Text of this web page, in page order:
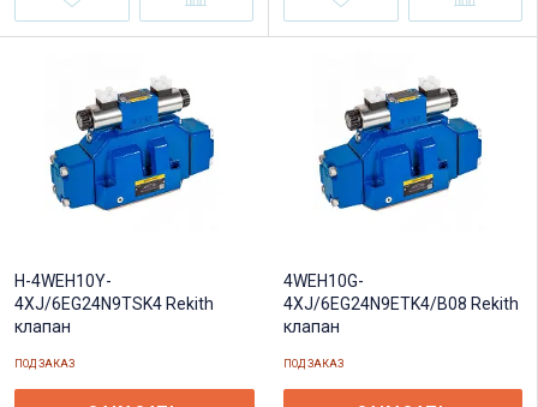
H-4WEH10Y-
4XJ/6EG24N9TSK4 Rekith
клапан
ПОД ЗАКАЗ
4WEH10G-
4XJ/6EG24N9ETK4/B08 Rekith
клапан
ПОД ЗАКАЗ